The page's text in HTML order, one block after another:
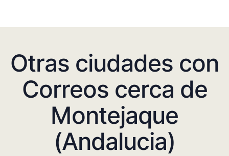
Otras ciudades con
Correos cerca de
Montejaque
(Andalucia)